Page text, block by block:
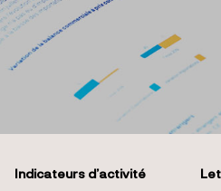
Indicateurs d’activité